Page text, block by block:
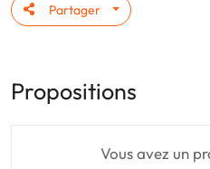
Partager
Propositions
Vous avez un